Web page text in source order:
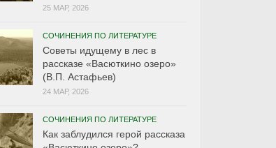
25 МАР, 2026
СОЧИНЕНИЯ ПО ЛИТЕРАТУРЕ
Советы идущему в лес в
рассказе «Васюткино озеро»
(В.П. Астафьев)
24 МАР, 2026
СОЧИНЕНИЯ ПО ЛИТЕРАТУРЕ
Как заблудился герой рассказа